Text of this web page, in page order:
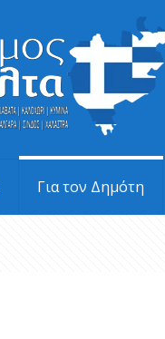
Για τον Δημότη